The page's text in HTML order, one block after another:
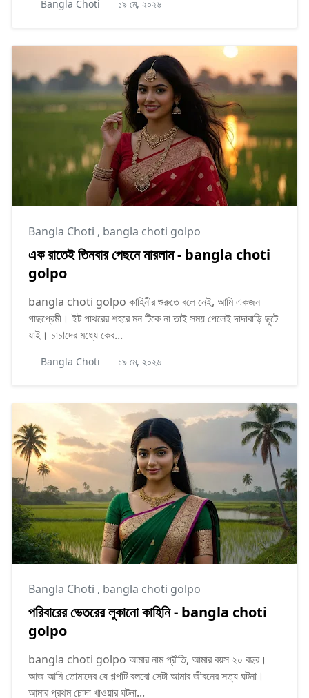
Bangla Choti ১৯ মে, ২০২৬
Bangla Choti , bangla choti golpo
এক রাতেই তিনবার পেছনে মারলাম - bangla choti
golpo
bangla choti golpo কাহিনীর শুরুতে বলে নেই, আমি একজন
গাছপ্রেমী। ইট পাথরের শহরে মন টিকে না তাই সময় পেলেই দাদাবাড়ি ছুটে
যাই। চাচাদের মধ্যে কেব...
Bangla Choti ১৯ মে, ২০২৬
Bangla Choti , bangla choti golpo
পরিবারের ভেতরের লুকানো কাহিনি - bangla choti
golpo
bangla choti golpo আমার নাম প্রীতি, আমার বয়স ২০ বছর।
আজ আমি তোমাদের যে গল্পটি বলবো সেটা আমার জীবনের সত্য ঘটনা।
আমার প্রথম চোদা খাওয়ার ঘটনা...